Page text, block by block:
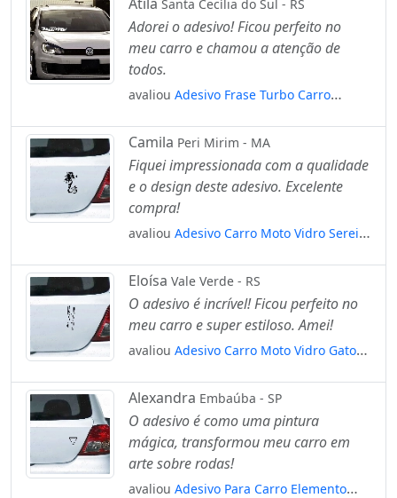
Santa Cecília do Sul - RS
Adorei o adesivo! Ficou perfeito no
meu carro e chamou a atenção de
todos.
avaliou Adesivo Frase Turbo Carro
Mod:3808
Camila Peri Mirim - MA
Fiquei impressionada com a qualidade
e o design deste adesivo. Excelente
compra!
avaliou Adesivo Carro Moto Vidro Sereia
Eloísa Vale Verde - RS
O adesivo é incrível! Ficou perfeito no
meu carro e super estiloso. Amei!
avaliou Adesivo Carro Moto Vidro Gato
Alexandra Embaúba - SP
O adesivo é como uma pintura
mágica, transformou meu carro em
arte sobre rodas!
avaliou Adesivo Para Carro Elemento